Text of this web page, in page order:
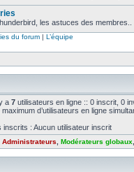
les astuces des membres..
du forum | L’équipe
a 7 utilisateurs en ligne :: 0 inscrit, 0
maximum d’utilisateurs en ligne
inscrits : Aucun utilisateur inscrit
Administrateurs Modérateurs globaux